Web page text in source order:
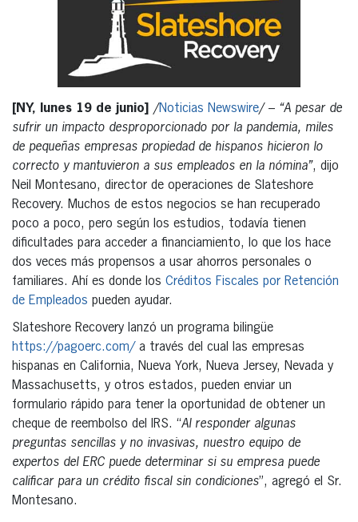
[NY, lunes 19 de junio] /Noticias Newswire/ – “A pesar de
sufrir un impacto desproporcionado por la pandemia, miles
de pequeñas empresas propiedad de hispanos hicieron lo
correcto y mantuvieron a sus empleados en la nómina”, dijo
Neil Montesano, director de operaciones de Slateshore
Recovery. Muchos de estos negocios se han recuperado
poco a poco, pero según los estudios, todavía tienen
dificultades para acceder a financiamiento, lo que los hace
dos veces más propensos a usar ahorros personales o
familiares. Ahí es donde los Créditos Fiscales por Retención
de Empleados pueden ayudar.
Slateshore Recovery lanzó un programa bilingüe
https://pagoerc.com/ a través del cual las empresas
hispanas en California, Nueva York, Nueva Jersey, Nevada y
Massachusetts, y otros estados, pueden enviar un
formulario rápido para tener la oportunidad de obtener un
cheque de reembolso del IRS. “Al responder algunas
preguntas sencillas y no invasivas, nuestro equipo de
expertos del ERC puede determinar si su empresa puede
calificar para un crédito fiscal sin condiciones”, agregó el Sr.
Montesano.